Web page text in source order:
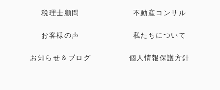
税理士顧問 不動産コンサル
お客様の声 私たちについて
お知らせ＆ブログ 個人情報保護方針